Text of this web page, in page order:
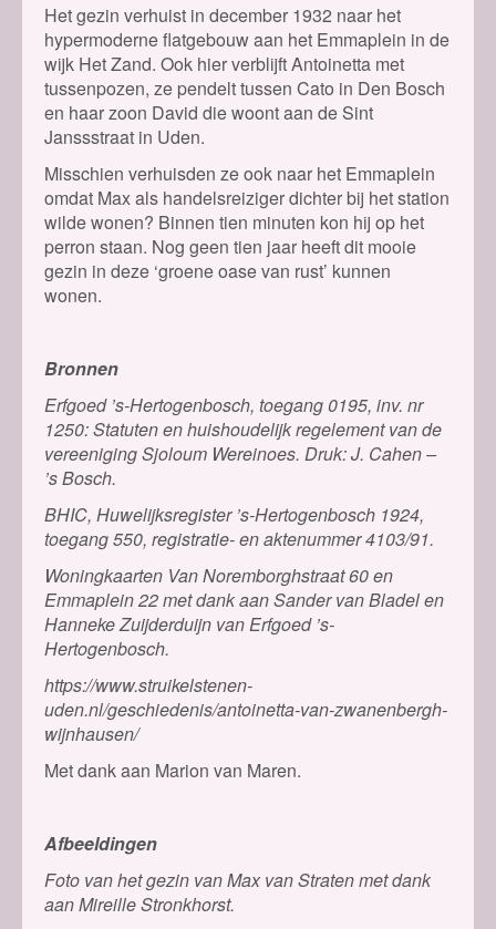
Het gezin verhuist in december 1932 naar het
hypermoderne flatgebouw aan het Emmaplein in de
wijk Het Zand. Ook hier verblijft Antoinetta met
tussenpozen, ze pendelt tussen Cato in Den Bosch
en haar zoon David die woont aan de Sint
Janssstraat in Uden.
Misschien verhuisden ze ook naar het Emmaplein
omdat Max als handelsreiziger dichter bij het station
wilde wonen? Binnen tien minuten kon hij op het
perron staan. Nog geen tien jaar heeft dit mooie
gezin in deze ‘groene oase van rust’ kunnen
wonen.
Bronnen
Erfgoed ’s-Hertogenbosch, toegang 0195, inv. nr
1250: Statuten en huishoudelijk regelement van de
vereeniging Sjoloum Wereinoes. Druk: J. Cahen –
’s Bosch.
BHIC, Huwelijksregister ’s-Hertogenbosch 1924,
toegang 550, registratie- en aktenummer 4103/91.
Woningkaarten Van Noremborghstraat 60 en
Emmaplein 22 met dank aan Sander van Bladel en
Hanneke Zuijderduijn van Erfgoed ’s-
Hertogenbosch.
https://www.struikelstenen-
uden.nl/geschiedenis/antoinetta-van-zwanenbergh-
wijnhausen/
Met dank aan Marion van Maren.
Afbeeldingen
Foto van het gezin van Max van Straten met dank
aan Mireille Stronkhorst.